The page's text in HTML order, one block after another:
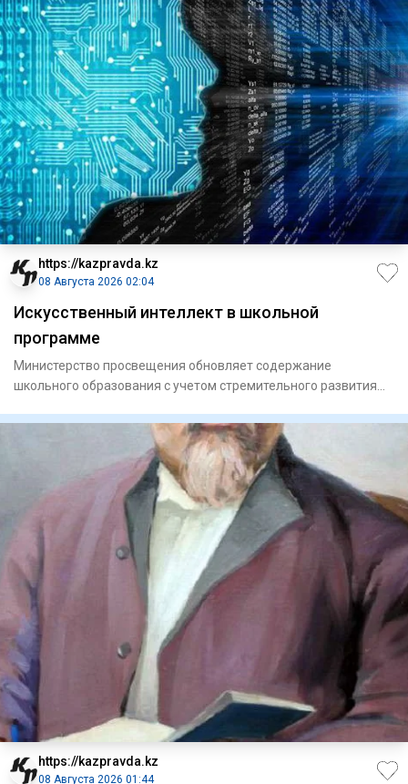
https://kazpravda.kz
08 Августа 2026 02:04
Искусственный интеллект в школьной
программе
Министерство просвещения обновляет содержание
школьного образования с учетом стремительного развития
https://kazpravda.kz
08 Августа 2026 01:44